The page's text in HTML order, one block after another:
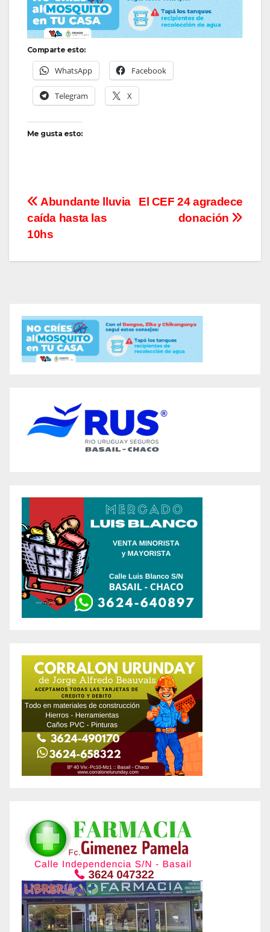
Comparte esto:
WhatsApp Facebook
Telegram X
Me gusta esto:
Navegación
de
entradas
El CEF 24 agradece
donación
Abundante lluvia
caída hasta las
10hs